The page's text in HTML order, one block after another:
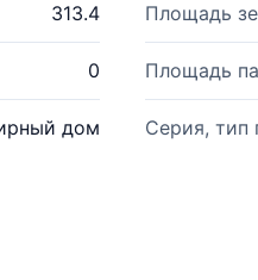
313.4 Площадь
0 Площадь
дом Серия, тип